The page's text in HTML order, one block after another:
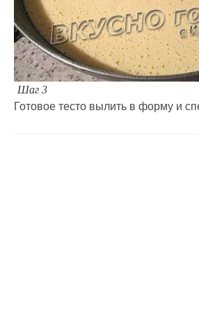
Шаг 3
Готовое тесто вылить в форму и